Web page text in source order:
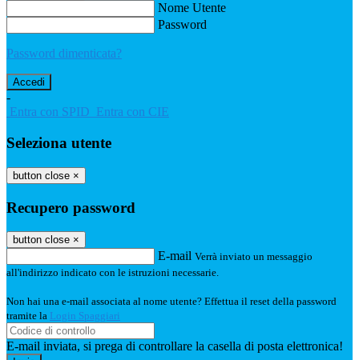
Nome Utente
Password
Password dimenticata?
-
Entra con SPID Entra con CIE
Seleziona utente
button close ×
Recupero password
button close ×
E-mail Verrà inviato un messaggio
all'indirizzo indicato con le istruzioni necessarie.
Non hai una e-mail associata al nome utente? Effettua il reset della password
tramite la Login Spaggiari
E-mail inviata, si prega di controllare la casella di posta elettronica!